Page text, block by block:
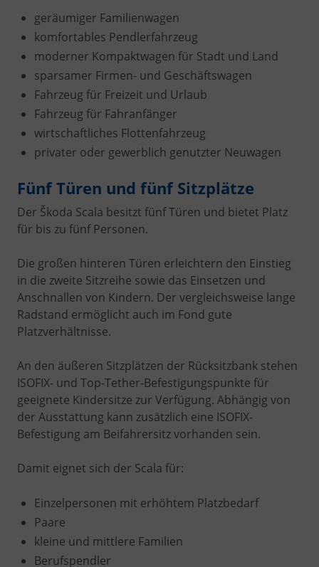
geräumiger Familienwagen
komfortables Pendlerfahrzeug
moderner Kompaktwagen für Stadt und Land
sparsamer Firmen- und Geschäftswagen
Fahrzeug für Freizeit und Urlaub
Fahrzeug für Fahranfänger
wirtschaftliches Flottenfahrzeug
privater oder gewerblich genutzter Neuwagen
Fünf Türen und fünf Sitzplätze
Der Škoda Scala besitzt fünf Türen und bietet Platz
für bis zu fünf Personen.
Die großen hinteren Türen erleichtern den Einstieg
in die zweite Sitzreihe sowie das Einsetzen und
Anschnallen von Kindern. Der vergleichsweise lange
Radstand ermöglicht auch im Fond gute
Platzverhältnisse.
An den äußeren Sitzplätzen der Rücksitzbank stehen
ISOFIX- und Top-Tether-Befestigungspunkte für
geeignete Kindersitze zur Verfügung. Abhängig von
der Ausstattung kann zusätzlich eine ISOFIX-
Befestigung am Beifahrersitz vorhanden sein.
Damit eignet sich der Scala für:
Einzelpersonen mit erhöhtem Platzbedarf
Paare
kleine und mittlere Familien
Berufspendler